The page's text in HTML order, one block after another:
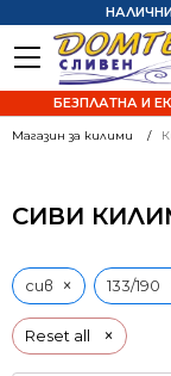
БЕЗПЛАТНА И
Магазин за килими
СИВИ
Reset all ×
сив × 133/190